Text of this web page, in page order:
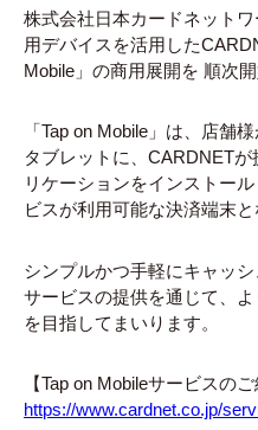
株式会社日本カードネット
用デバイスを活用した
Mobile」の商用展開を 順次
「Tap on Mobile」は、店舗
タブレットに、CARDNET
リケーションをインストール
ビスが利用可能な決済端末と
シンプルかつ手軽にキャッ
サービスの提供を通じて、
を目指してまいります。
【Tap on Mobileサービスのご
https://www.cardnet.co.jp/